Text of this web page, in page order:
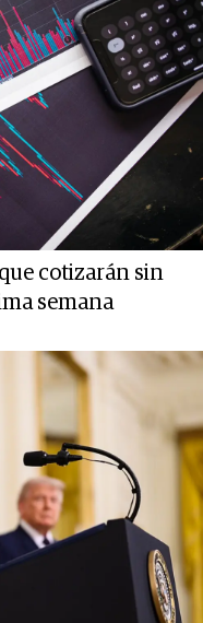
cotizarán sin
semana